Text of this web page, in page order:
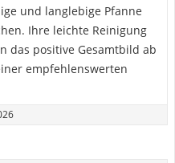
und langlebige Pfanne
Ihre leichte Reinigung
das positive Gesamtbild ab
empfehlenswerten